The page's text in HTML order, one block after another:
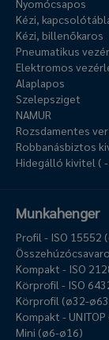
Nyomócsapos
Kézi,
Kézi, billenőkaros
Pneumatikus
Elektromos
Alaplapos
Szelepsziget
NAMUR
Rozsdamentes
Robbanásbiztos
Hidegálló kivitel ( -
Munkahenger
Profil - ISO 15552
Kompakt - ISO
Körprofil - ISO
Körprofil (ø32-
Kompakt -
Mini (ø6-ø16)